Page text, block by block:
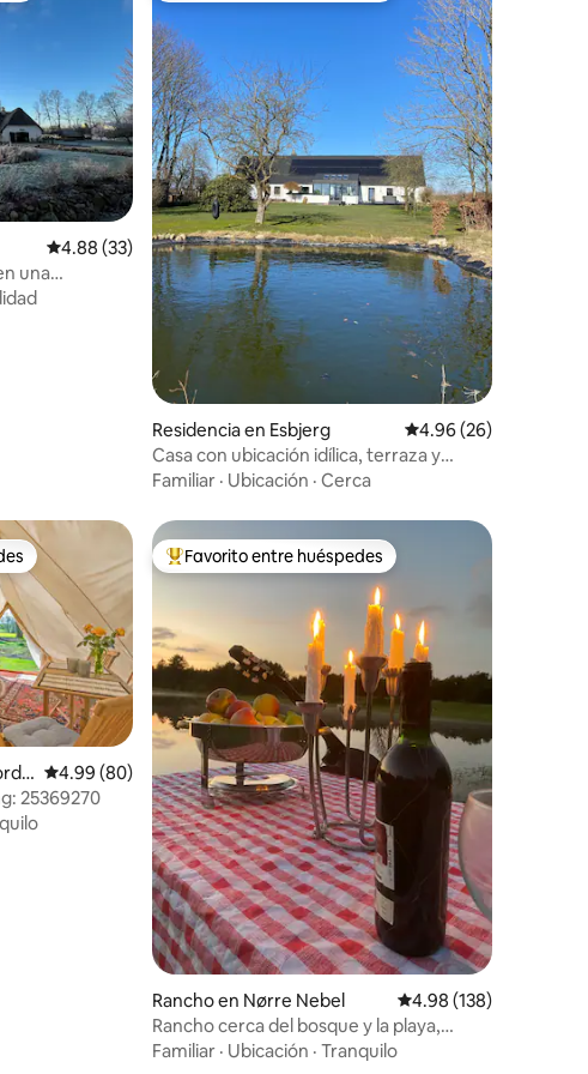
Calificación promedio: 4.88 de 5; 33 evaluaciones
4.88 (33)
una
de paja
Residencia en Esbjerg Calificación
4.96 (26)
Casa con ubicación idílica, terraza y
parrilla
Familiar · Ubicación · Cerca
entre huéspedes
Calificación promedio: 4.99 de 5; 80 evaluaciones
4.99 (80)
25369270
De los mejores en Favorito entre huéspedes
Favorito entre huéspedes
Rancho en Nørre Nebel Calificación promedio:
4.98 (138)
Rancho cerca del bosque y la playa,
incluyendo todos los consumos
Familiar · Ubicación · Tranquilo